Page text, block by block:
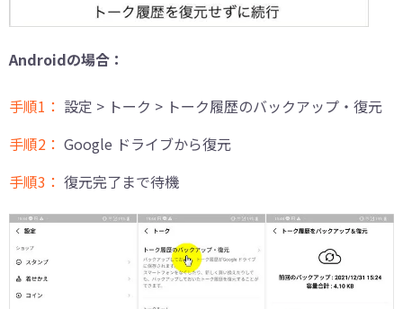
Androidの場合：
手順1： 設定 > トーク > トーク履歴のバックアップ・復元
手順2： Google ドライブから復元
手順3： 復元完了まで待機